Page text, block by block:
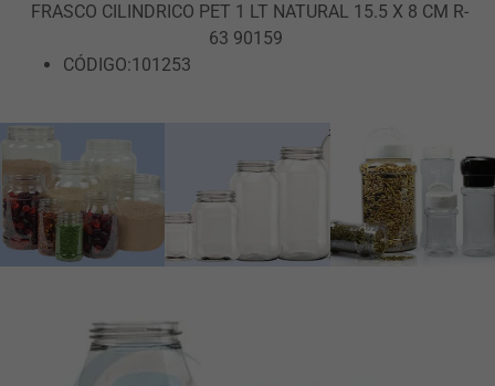
FRASCO CILINDRICO PET 1 LT NATURAL 15.5 X 8 CM R-
63 90159
CÓDIGO:101253